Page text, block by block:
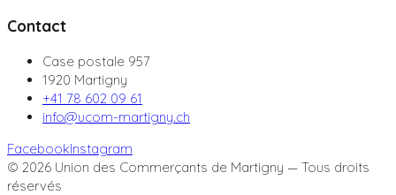
Contact
Case postale 957
1920 Martigny
+41 78 602 09 61
info@ucom-martigny.ch
FacebookInstagram
© 2026 Union des Commerçants de Martigny — Tous droits
réservés